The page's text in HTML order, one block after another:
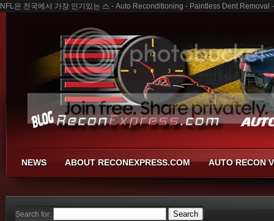
NFL은 전국에서 가장 인기있는 스 - Auto Reconditioning - Paintless Dent Removal
NEWS ABOUT RECONEXPRESS.COM AUTO RECON
Search for: